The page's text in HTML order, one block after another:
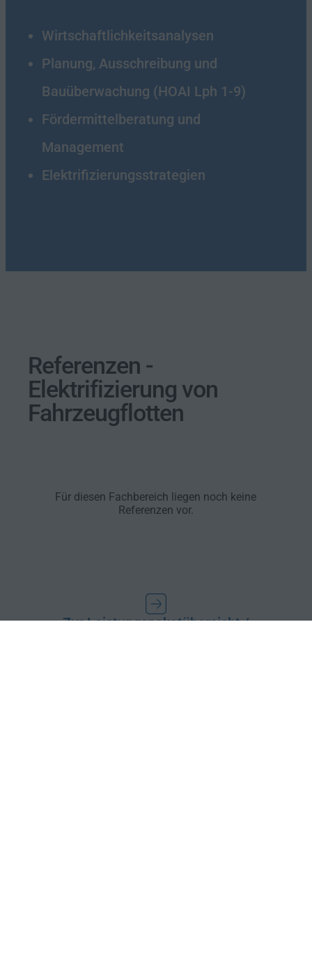
Wirtschaftlichkeitsanalysen
Planung, Ausschreibung und
Bauüberwachung (HOAI Lph 1-9)
Fördermittelberatung und
Management
Elektrifizierungsstrategien
Referenzen -
Elektrifizierung von
Fahrzeugflotten
Für diesen Fachbereich liegen noch keine
Referenzen vor.
Zur Leistungspaketübersicht /